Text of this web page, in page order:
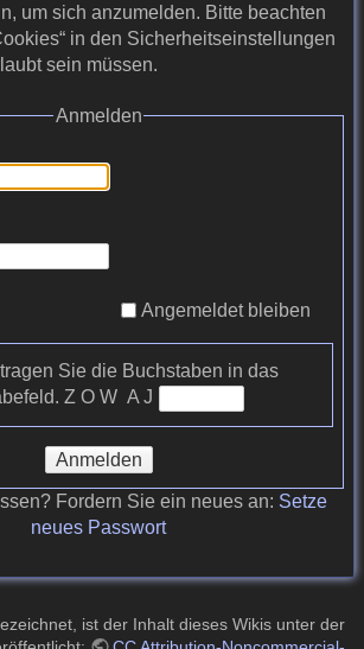
um sich anzumelden. Bitte beachten
in den Sicherheitseinstellungen
sein müssen.
Anmelden
Angemeldet bleiben
Sie die Buchstaben in das
Z​ O W A J
Anmelden
Fordern Sie ein neues an: Setze
neues Passwort
ist der Inhalt dieses Wikis unter der